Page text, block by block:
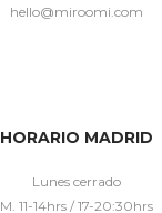
hello@miroomi.com
HORARIO MADRID
Lunes cerrado
M. 11-14hrs / 17-20:30hrs